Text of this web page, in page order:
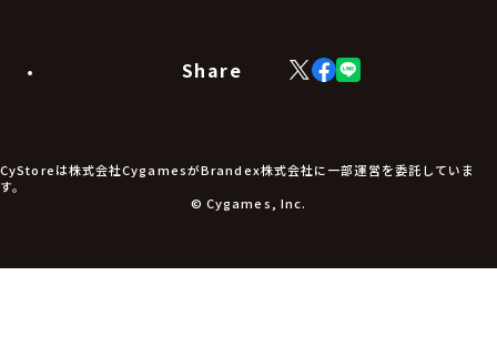
食品・飲料品
アパレル小物
アクセサリー
Share
X
(Twitter)
Facebook
LINE
CyStoreは株式会社CygamesがBrandex株式会社に一部運営を委託していま
す。
© Cygames, Inc.